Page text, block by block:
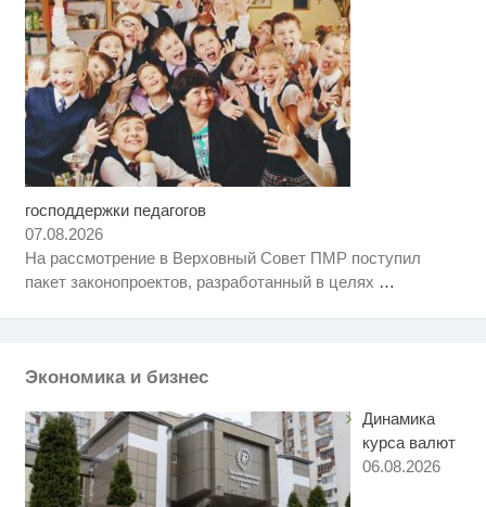
господдержки педагогов
07.08.2026
На рассмотрение в Верховный Совет ПМР поступил
пакет законопроектов, разработанный в целях …
Экономика и бизнес
Динамика
курса валют
06.08.2026
Этот танец невесты оставит вас
Скрытая камера на пляже
Крыма: Что люди вытворяют,